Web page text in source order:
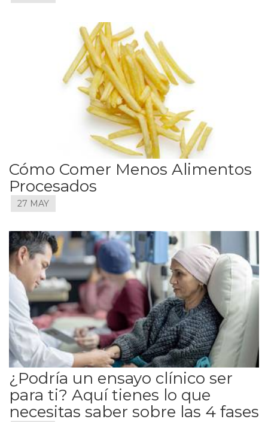
Cómo Comer Menos Alimentos
Procesados
27 MAY
¿Podría un ensayo clínico ser
para ti? Aquí tienes lo que
necesitas saber sobre las 4 fases